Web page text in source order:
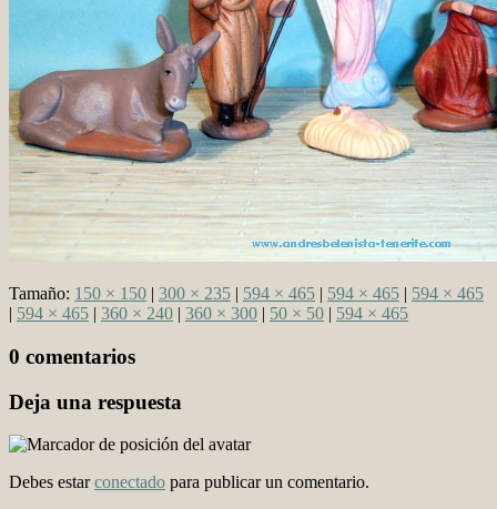
Tamaño: 150 × 150 | 300 × 235 | 594 × 465 | 594 × 465 | 594 × 465
| 594 × 465 | 360 × 240 | 360 × 300 | 50 × 50 | 594 × 465
0 comentarios
Deja una respuesta
Debes estarconectado para publicar un comentario.